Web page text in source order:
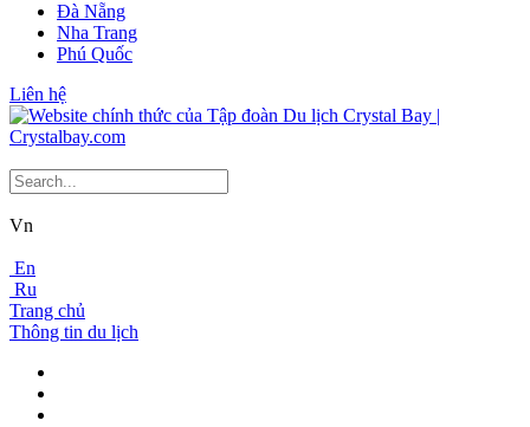
Đà Nẵng
Nha Trang
Phú Quốc
Liên hệ
Vn
En
Ru
Trang chủ
Thông tin du lịch